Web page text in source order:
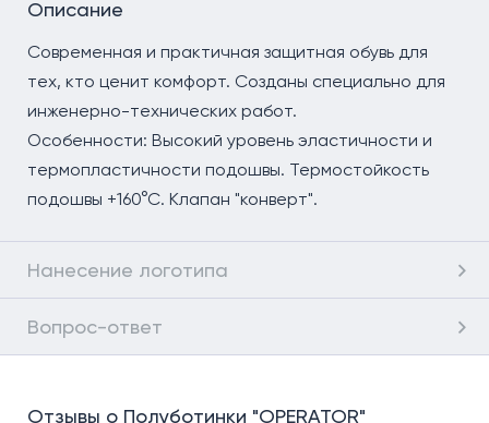
Описание
Современная и практичная защитная обувь для
тех, кто ценит комфорт. Созданы специально для
инженерно-технических работ.
Особенности: Высокий уровень эластичности и
термопластичности подошвы. Термостойкость
подошвы +160°С. Клапан "конверт".
Нанесение логотипа
Вопрос-ответ
Отзывы о Полуботинки "OPERATOR"